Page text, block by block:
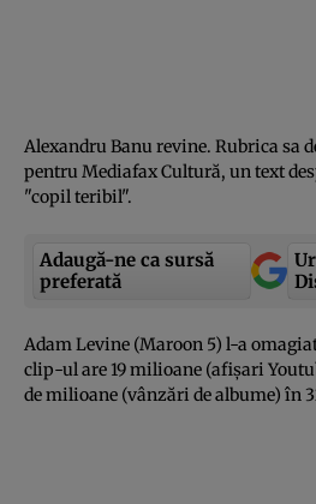
Alexandru Banu revine. Rubrica sa
pentru Mediafax Cultură, un text
"copil teribil".
Adaugă-ne ca sursă
preferată
Adam Levine (Maroon 5) l-a
clip-ul are 19 milioane (afişari
de milioane (vânzări de albume) în